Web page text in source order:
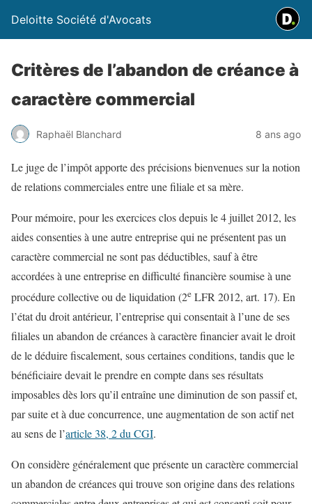
Deloitte Société d'Avocats
Critères de l’abandon de créance à
caractère commercial
Raphaël Blanchard 8 ans ago
Le juge de l’impôt apporte des précisions bienvenues sur la notion
de relations commerciales entre une filiale et sa mère.
Pour mémoire, pour les exercices clos depuis le 4 juillet 2012, les
aides consenties à une autre entreprise qui ne présentent pas un
caractère commercial ne sont pas déductibles, sauf à être
accordées à une entreprise en difficulté financière soumise à une
procédure collective ou de liquidation (2e LFR 2012, art. 17). En
l’état du droit antérieur, l’entreprise qui consentait à l’une de ses
filiales un abandon de créances à caractère financier avait le droit
de le déduire fiscalement, sous certaines conditions, tandis que le
bénéficiaire devait le prendre en compte dans ses résultats
imposables dès lors qu’il entraîne une diminution de son passif et,
par suite et à due concurrence, une augmentation de son actif net
au sens de l’article 38, 2 du CGI.
On considère généralement que présente un caractère commercial
un abandon de créances qui trouve son origine dans des relations